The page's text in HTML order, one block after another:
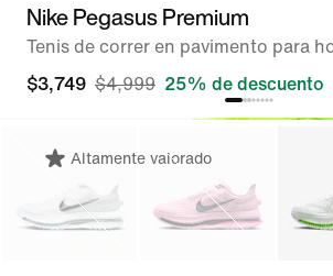
Nike Pegasus Premium
Tenis de correr en pavimento para
$3,749 $4,999 25% de descuento
Altamente valorado